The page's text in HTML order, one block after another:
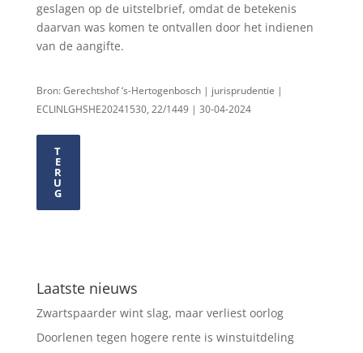
geslagen op de uitstelbrief, omdat de betekenis
daarvan was komen te ontvallen door het indienen
van de aangifte.
Bron: Gerechtshof ‘s-Hertogenbosch | jurisprudentie |
ECLINLGHSHE20241530, 22/1449 | 30-04-2024
T
E
R
U
G
Laatste nieuws
Zwartspaarder wint slag, maar verliest oorlog
Doorlenen tegen hogere rente is winstuitdeling